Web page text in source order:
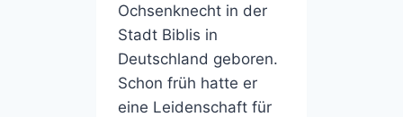
Ochsenknecht in der
Stadt Biblis in
Deutschland geboren.
Schon früh hatte er
eine Leidenschaft für